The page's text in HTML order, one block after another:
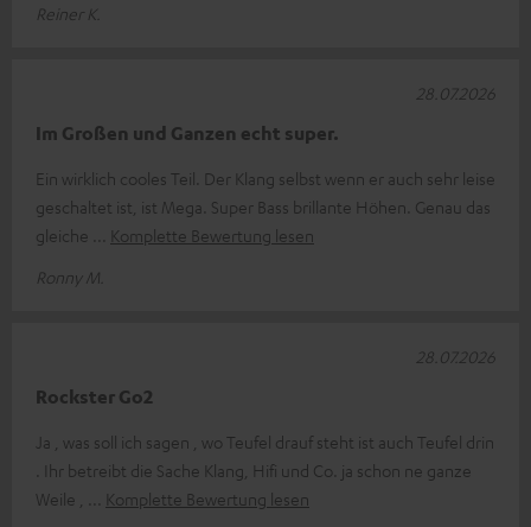
Reiner K.
Im Großen und Ganzen echt super.
Ein wirklich cooles Teil. Der Klang selbst wenn er auch sehr leise
geschaltet ist, ist Mega. Super Bass brillante Höhen. Genau das
gleiche
Komplette Bewertung lesen
Ronny M.
28.07.2026
Rockster Go2
Ja , was soll ich sagen , wo Teufel drauf steht ist auch Teufel drin
. Ihr betreibt die Sache Klang, Hifi und Co. ja schon ne ganze
Weile ,
Komplette Bewertung lesen
28.07.2026